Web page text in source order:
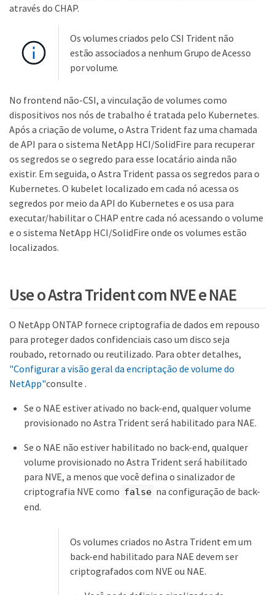
através do CHAP.
Os volumes criados pelo CSI Trident não
estão associados a nenhum Grupo de Acesso
por volume.
No frontend não-CSI, a vinculação de volumes como
dispositivos nos nós de trabalho é tratada pelo Kubernetes.
Após a criação de volume, o Astra Trident faz uma chamada
de API para o sistema NetApp HCI/SolidFire para recuperar
os segredos se o segredo para esse locatário ainda não
existir. Em seguida, o Astra Trident passa os segredos para o
Kubernetes. O kubelet localizado em cada nó acessa os
segredos por meio da API do Kubernetes e os usa para
executar/habilitar o CHAP entre cada nó acessando o volume
e o sistema NetApp HCI/SolidFire onde os volumes estão
localizados.
Use o Astra Trident com NVE e NAE
O NetApp ONTAP fornece criptografia de dados em repouso
para proteger dados confidenciais caso um disco seja
roubado, retornado ou reutilizado. Para obter detalhes,
"Configurar a visão geral da encriptação de volume do
NetApp"consulte .
Se o NAE estiver ativado no back-end, qualquer volume
provisionado no Astra Trident será habilitado para NAE.
Se o NAE não estiver habilitado no back-end, qualquer
volume provisionado no Astra Trident será habilitado
para NVE, a menos que você defina o sinalizador de
criptografia NVE como false na configuração de back-
end.
Os volumes criados no Astra Trident em um
back-end habilitado para NAE devem ser
criptografados com NVE ou NAE.